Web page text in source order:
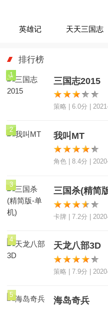
英雄记 天天三国志
排行榜
1
三国志2015
策略 | 6.0分 |
2
我叫MT
角色 | 8.4分 |
3
三国杀(精简
卡牌 | 7.2分 |
4
天龙八部3D
策略 | 7.9分 |
5
海岛奇兵